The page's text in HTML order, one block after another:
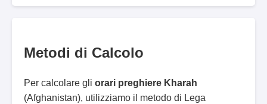
Metodi di Calcolo
Per calcolare gli orari preghiere Kharah
(Afghanistan), utilizziamo il metodo di Lega